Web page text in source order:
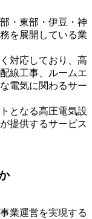
・東部・伊豆・神
を展開している業
対応しており、高
線工事、ルームエ
電気に関わるサー
となる高圧電気設
提供するサービス
業運営を実現する